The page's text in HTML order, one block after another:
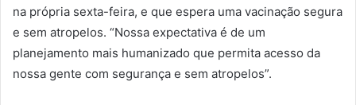
na própria sexta-feira, e que espera uma vacinação segura
e sem atropelos. “Nossa expectativa é de um
planejamento mais humanizado que permita acesso da
nossa gente com segurança e sem atropelos”.